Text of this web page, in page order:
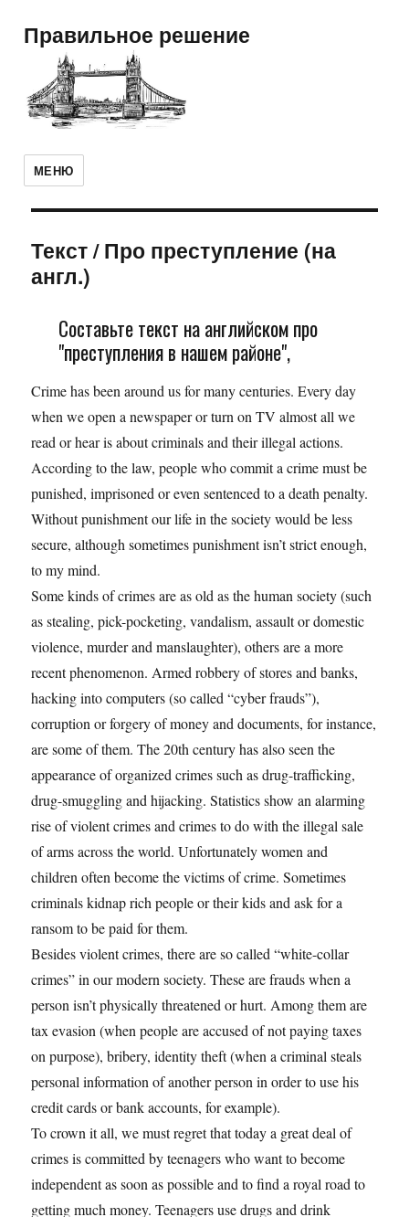
Правильное решение
МЕНЮ
Текст/Про преступление (на
англ.)
Составьте текст на английском про
"преступления в нашем районе",
Crime has been around us for many centuries. Every day
when we open a newspaper or turn on TV almost all we
read or hear is about criminals and their illegal actions.
According to the law, people who commit a crime must be
punished, imprisoned or even sentenced to a death penalty.
Without punishment our life in the society would be less
secure, although sometimes punishment isn’t strict enough,
to my mind.
Some kinds of crimes are as old as the human society (such
as stealing, pick-pocketing, vandalism, assault or domestic
violence, murder and manslaughter), others are a more
recent phenomenon. Armed robbery of stores and banks,
hacking into computers (so called “cyber frauds”),
corruption or forgery of money and documents, for instance,
are some of them. The 20th century has also seen the
appearance of organized crimes such as drug-trafficking,
drug-smuggling and hijacking. Statistics show an alarming
rise of violent crimes and crimes to do with the illegal sale
of arms across the world. Unfortunately women and
children often become the victims of crime. Sometimes
criminals kidnap rich people or their kids and ask for a
ransom to be paid for them.
Besides violent crimes, there are so called “white-collar
crimes” in our modern society. These are frauds when a
person isn’t physically threatened or hurt. Among them are
tax evasion (when people are accused of not paying taxes
on purpose), bribery, identity theft (when a criminal steals
personal information of another person in order to use his
credit cards or bank accounts, for example).
To crown it all, we must regret that today a great deal of
crimes is committed by teenagers who want to become
independent as soon as possible and to find a royal road to
getting much money. Teenagers use drugs and drink